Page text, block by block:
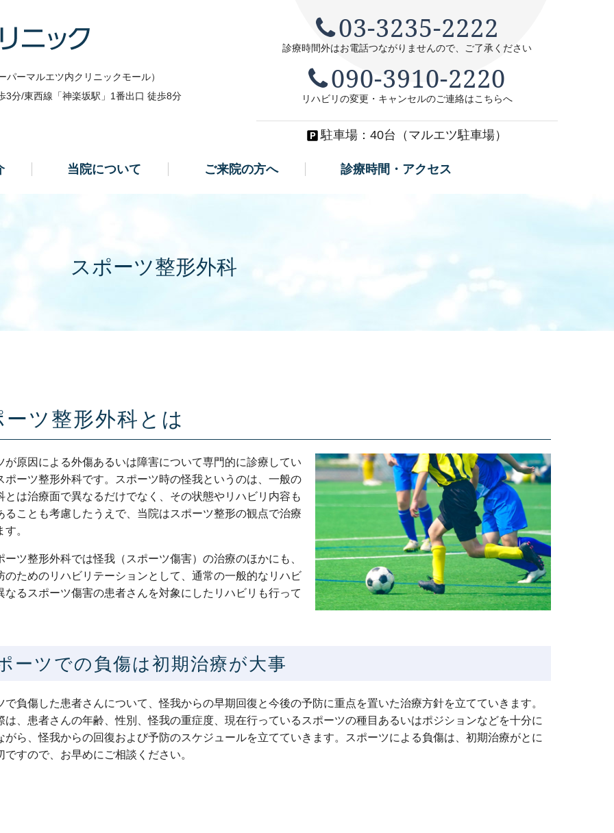
パーマルエツ内クリニックモール）
3分/東西線「神楽坂駅」1番出口 徒歩8分
03-3235-2222
診療時間外はお電話つながりませんので、 ご了承ください
090-3910-2220
リハビリの変更・キャンセルのご連絡はこちらへ
駐車場：40台（マルエツ駐車場）
当院について ご来院の方へ 診療時間・アクセス
スポーツ整形外科
ツ整形外科とは
が原因による外傷あるいは障害について専門的に診療してい
ポーツ整形外科です。スポーツ時の怪我というのは、一般の
とは治療面で異なるだけでなく、その状態やリハビリ内容も
ることも考慮したうえで、当院はスポーツ整形の観点で治療
。
ーツ整形外科では怪我（スポーツ傷害）の治療のほかにも、
のためのリハビリテーションとして、通常の一般的なリハビ
なるスポーツ傷害の患者さんを対象にしたリハビリも行って
ーツでの負傷は初期治療が大事
で負傷した患者さんについて、怪我からの早期回復と今後の予防に重点を置いた治療方針を立てていきます。
は、患者さんの年齢、性別、怪我の重症度、現在行っているスポーツの種目あるいはポジションなどを十分に
がら、怪我からの回復および予防のスケジュールを立てていきます。スポーツによる負傷は、初期治療がとに
ですので、お早めにご相談ください。